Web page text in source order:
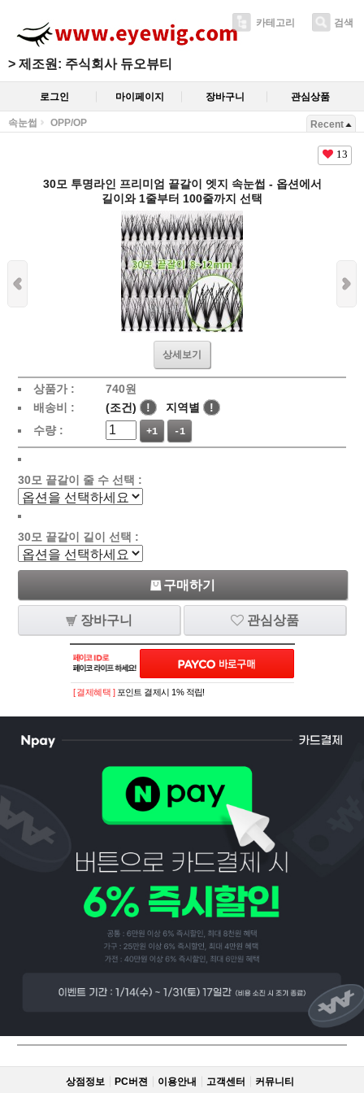
> 제조원: 주식회사 듀오뷰티
카테고리 검색
로그인 마이페이지 장바구니 관심상품
속눈썹 OPP/OP Recent
13
30모 투명라인 프리미엄 끝갈이 엣지 속눈썹 - 옵션에서
길이와 1줄부터 100줄까지 선택
상세보기
상품가 : 740원
배송비 :
(조건) ! 지역별
!
수량 :
+1 -1
30모 끝갈이 줄 수 선택 :
30모 끝갈이 길이 선택 :
구매하기
장바구니 관심상품
PAYCO 바로
[ 결제혜택 ] 포인트 결제시 1% 적립!
상점정보 PC버젼 이용안내 고객센터 커뮤니티